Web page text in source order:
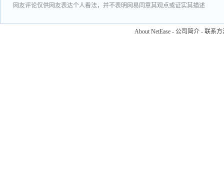
网友评论仅供网友表达个人看法，并不表明网易同意其观点或证实其描述
About NetEase - 公司简介 - 联系方